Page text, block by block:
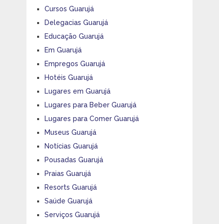
Cursos Guarujá
Delegacias Guarujá
Educação Guarujá
Em Guarujá
Empregos Guarujá
Hotéis Guarujá
Lugares em Guarujá
Lugares para Beber Guarujá
Lugares para Comer Guarujá
Museus Guarujá
Notícias Guarujá
Pousadas Guarujá
Praias Guarujá
Resorts Guarujá
Saúde Guarujá
Serviços Guarujá